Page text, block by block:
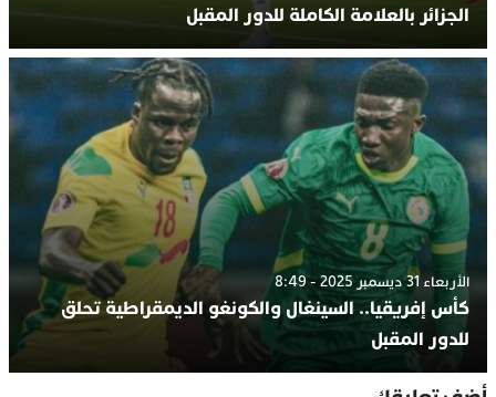
الجزائر بالعلامة الكاملة للدور المقبل
الأربعاء 31 ديسمبر 2025 - 8:49
كأس إفريقيا.. السينغال والكونغو الديمقراطية تحلق
للدور المقبل